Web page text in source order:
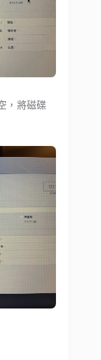
，將磁碟